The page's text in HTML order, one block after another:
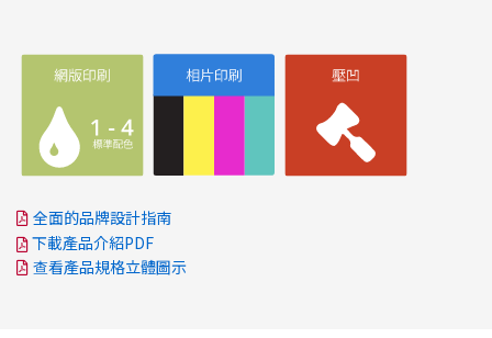
全面的品牌設計指南
下載產品介紹PDF
查看產品規格立體圖示